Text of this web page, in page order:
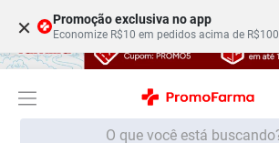
× Promoção exclusiva no app
Economize R$10 em pedidos acima de R$100
O que você está buscando?